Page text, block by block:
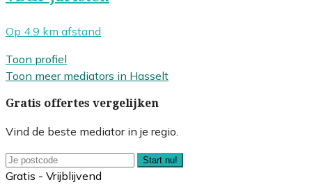
Op 4.9 km afstand
Toon profiel
Toon meer mediators in Hasselt
Gratis offertes vergelijken
Vind de beste mediator in je regio.
Start nu!
Gratis - Vrijblijvend